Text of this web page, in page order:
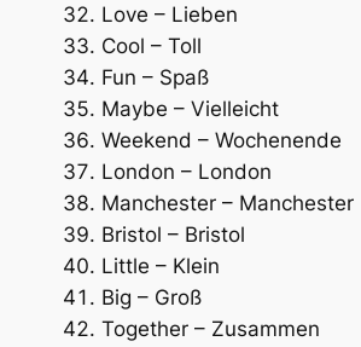
Love – Lieben
Cool – Toll
Fun – Spaß
Maybe – Vielleicht
Weekend – Wochenende
London – London
Manchester – Manchester
Bristol – Bristol
Little – Klein
Big – Groß
Together – Zusammen